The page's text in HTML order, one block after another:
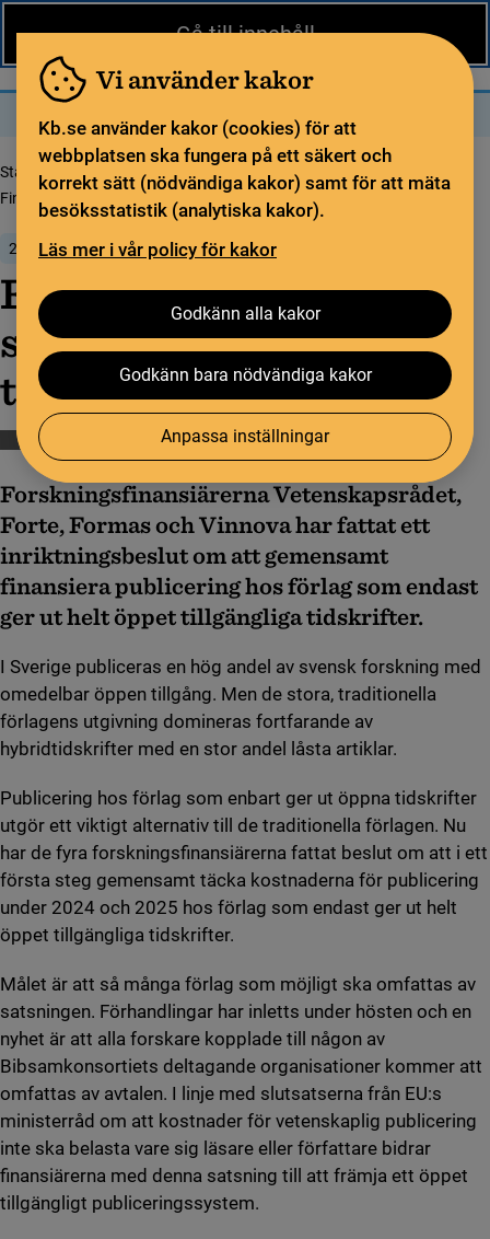
Gå till innehåll
Vi använder kakor
Kb.se använder kakor (cookies) för att
webbplatsen ska fungera på ett säkert och
korrekt sätt (nödvändiga kakor) samt för att mäta
besöksstatistik (analytiska kakor).
Läs mer i vår policy för kakor
Godkänn alla kakor
Godkänn bara nödvändiga kakor
Anpassa inställningar
Startsida
Nytt från KB
Finansiärer i gemensam satsning på öppen tillgång
25 oktober 2023
Finansiärer i gemensam
satsning på öppen
tillgång
Bibsamkonsortiet ForskningÖppen vetenskap
Forskningsfinansiärerna Vetenskapsrådet,
Forte, Formas och Vinnova har fattat ett
inriktningsbeslut om att gemensamt
finansiera publicering hos förlag som endast
ger ut helt öppet tillgängliga tidskrifter.
I Sverige publiceras en hög andel av svensk forskning med
omedelbar öppen tillgång. Men de stora, traditionella
förlagens utgivning domineras fortfarande av
hybridtidskrifter med en stor andel låsta artiklar.
Publicering hos förlag som enbart ger ut öppna tidskrifter
utgör ett viktigt alternativ till de traditionella förlagen. Nu
har de fyra forskningsfinansiärerna fattat beslut om att i ett
första steg gemensamt täcka kostnaderna för publicering
under 2024 och 2025 hos förlag som endast ger ut helt
öppet tillgängliga tidskrifter.
Målet är att så många förlag som möjligt ska omfattas av
satsningen. Förhandlingar har inletts under hösten och en
nyhet är att alla forskare kopplade till någon av
Bibsamkonsortiets deltagande organisationer kommer att
omfattas av avtalen. I linje med slutsatserna från EU:s
ministerråd om att kostnader för vetenskaplig publicering
inte ska belasta vare sig läsare eller författare bidrar
finansiärerna med denna satsning till att främja ett öppet
tillgängligt publiceringssystem.